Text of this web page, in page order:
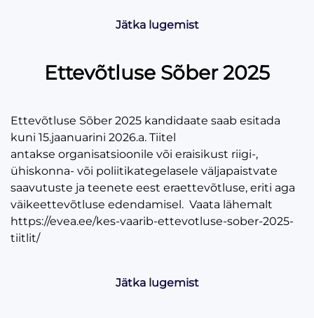
Jätka lugemist
Ettevõtluse Sõber 2025
Ettevõtluse Sõber 2025 kandidaate saab esitada
kuni 15.jaanuarini 2026.a. Tiitel
antakse organisatsioonile või eraisikust riigi-,
ühiskonna- või poliitikategelasele väljapaistvate
saavutuste ja teenete eest eraettevõtluse, eriti aga
väikeettevõtluse edendamisel. Vaata lähemalt
https://evea.ee/kes-vaarib-ettevotluse-sober-2025-
tiitlit/
Jätka lugemist